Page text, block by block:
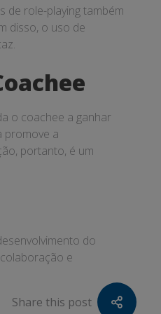
de role-playing também
disso, o uso de
o coachee a ganhar
promove a
portanto, é um
do
e
Share this post